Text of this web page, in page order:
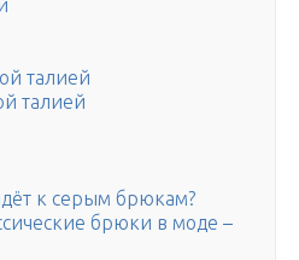
талией
талией
к серым брюкам?
брюки в моде –